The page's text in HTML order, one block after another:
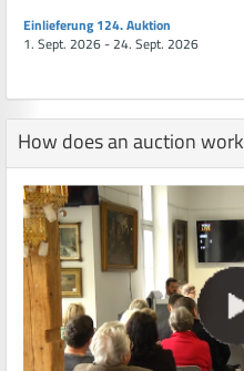
Einlieferung 124. Auktion
1. Sept. 2026 - 24. Sept. 2026
How does an auction work